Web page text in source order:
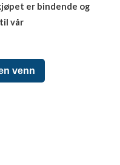
er bindende og
vår
venn